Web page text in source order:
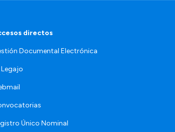
directos
Documental Electrónica
Legajo
Único Nominal